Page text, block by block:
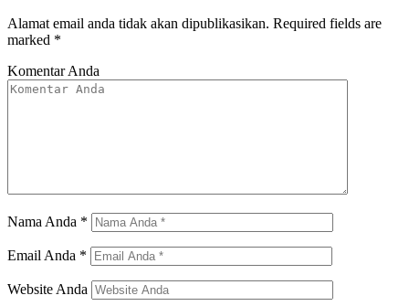
Alamat email anda tidak akan dipublikasikan. Required fields are
marked *
Komentar Anda
Nama Anda *
Email Anda *
Website Anda